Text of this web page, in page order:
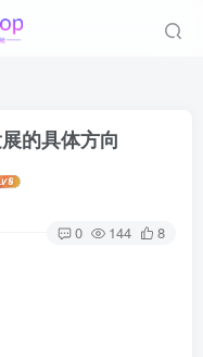
的具体方向
0 144 8